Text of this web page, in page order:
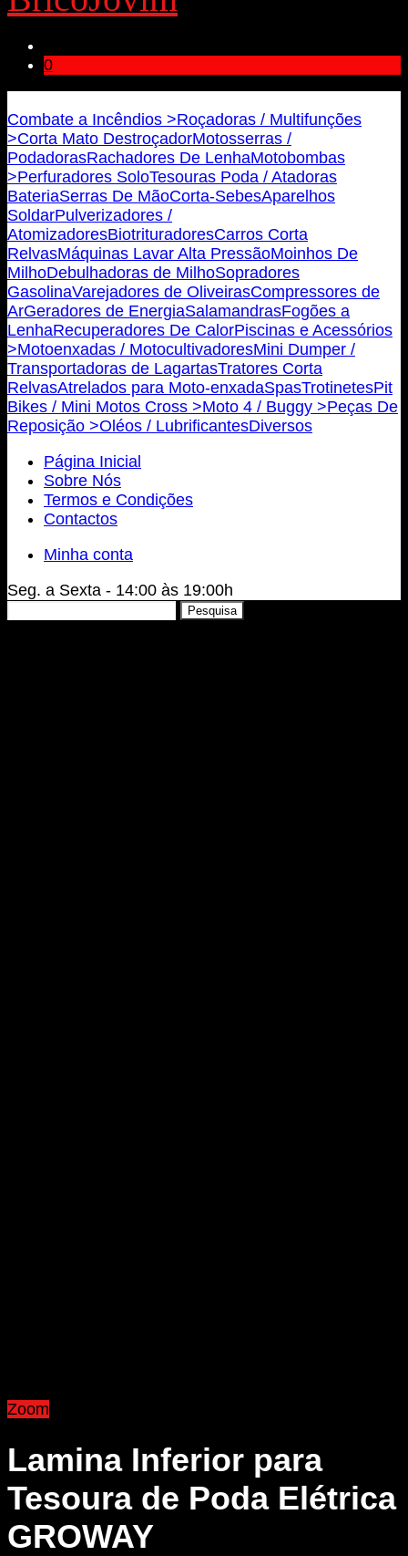
0
Combate a Incêndios >Roçadoras / Multifunções
>Corta Mato DestroçadorMotosserras /
PodadorasRachadores De LenhaMotobombas
>Perfuradores SoloTesouras Poda / Atadoras
BateriaSerras De MãoCorta-SebesAparelhos
SoldarPulverizadores /
AtomizadoresBiotrituradoresCarros Corta
RelvasMáquinas Lavar Alta PressãoMoinhos De
MilhoDebulhadoras de MilhoSopradores
GasolinaVarejadores de OliveirasCompressores de
ArGeradores de EnergiaSalamandrasFogões a
LenhaRecuperadores De CalorPiscinas e Acessórios
>Motoenxadas / MotocultivadoresMini Dumper /
Transportadoras de LagartasTratores Corta
RelvasAtrelados para Moto-enxadaSpasTrotinetesPit
Bikes / Mini Motos Cross >Moto 4 / Buggy >Peças De
Reposição >Oléos / LubrificantesDiversos
Página Inicial
Sobre Nós
Termos e Condições
Contactos
Minha conta
Seg. a Sexta - 14:00 às 19:00h
Pesquisa
Zoom
Lamina Inferior para
Tesoura de Poda Elétrica
GROWAY